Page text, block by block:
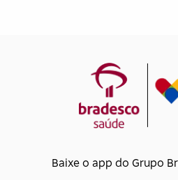
Baixe o app do Grupo